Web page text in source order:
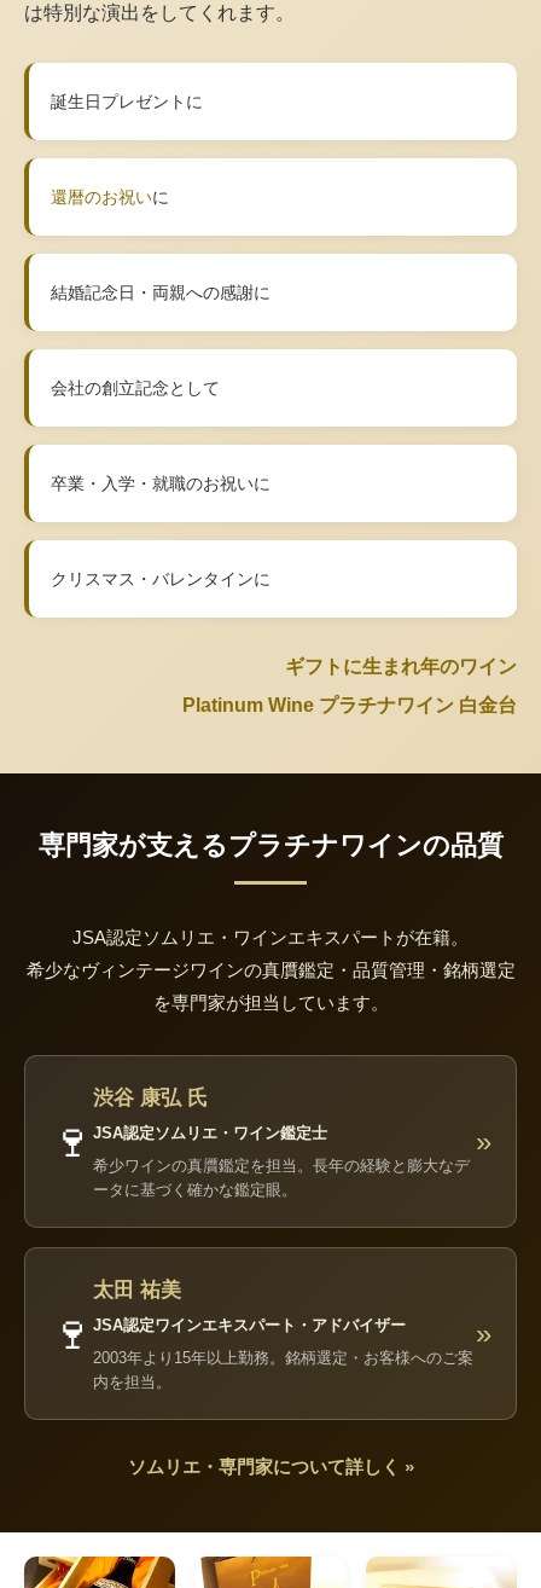
は特別な演出をしてくれます。
誕生日プレゼントに
還暦のお祝いに
結婚記念日・両親への感謝に
会社の創立記念として
卒業・入学・就職のお祝いに
クリスマス・バレンタインに
ギフトに生まれ年のワイン
Platinum Wine プラチナワイン 白金台
専門家が支えるプラチナワインの品質
JSA認定ソムリエ・ワインエキスパートが在籍。
希少なヴィンテージワインの真贋鑑定・品質管理・銘柄選定
を専門家が担当しています。
🍷
渋谷 康弘 氏
JSA認定ソムリエ・ワイン鑑定士
希少ワインの真贋鑑定を担当。長年の経験と膨大なデ
ータに基づく確かな鑑定眼。
»
🍷
太田 祐美
JSA認定ワインエキスパート・アドバイザー
2003年より15年以上勤務。銘柄選定・お客様へのご案
内を担当。
»
ソムリエ・専門家について詳しく »